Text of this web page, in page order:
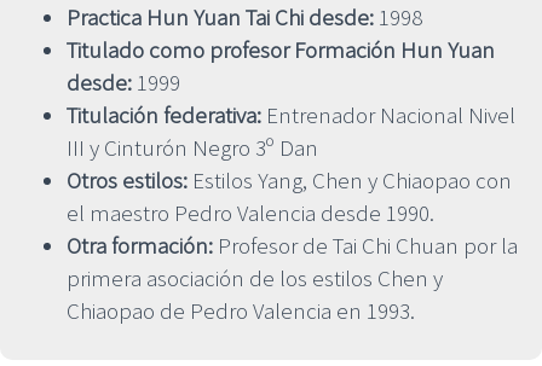
Practica Hun Yuan Tai Chi desde: 1998
Titulado como profesor Formación Hun Yuan
desde: 1999
Titulación federativa: Entrenador Nacional Nivel
III y Cinturón Negro 3º Dan
Otros estilos: Estilos Yang, Chen y Chiaopao con
el maestro Pedro Valencia desde 1990.
Otra formación: Profesor de Tai Chi Chuan por la
primera asociación de los estilos Chen y
Chiaopao de Pedro Valencia en 1993.